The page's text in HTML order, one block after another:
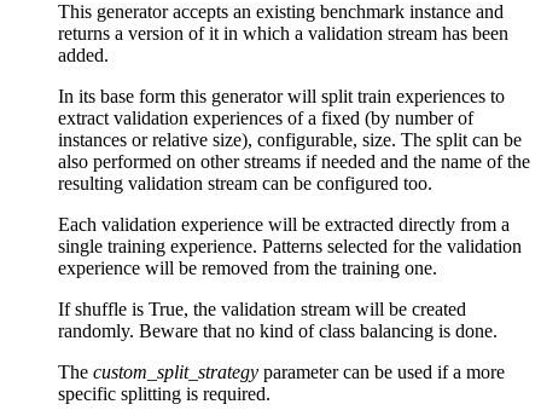
This generator accepts an existing benchmark instance and
returns a version of it in which a validation stream has been
added.
In its base form this generator will split train experiences to
extract validation experiences of a fixed (by number of
instances or relative size), configurable, size. The split can be
also performed on other streams if needed and the name of the
resulting validation stream can be configured too.
Each validation experience will be extracted directly from a
single training experience. Patterns selected for the validation
experience will be removed from the training one.
If shuffle is True, the validation stream will be created
randomly. Beware that no kind of class balancing is done.
The custom_split_strategy parameter can be used if a more
specific splitting is required.